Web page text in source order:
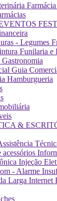
Funilaria e
Gastronomia
Guia
Hamburgueria
Injeção
Internet